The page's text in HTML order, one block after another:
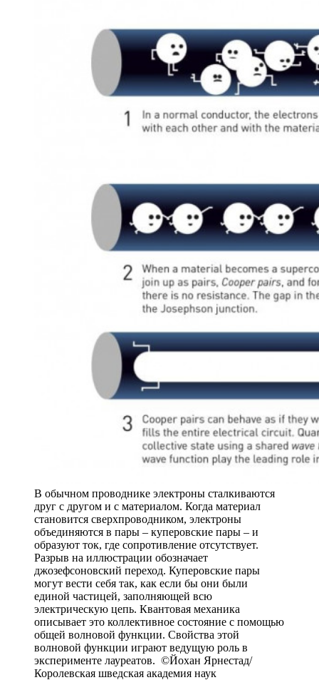
В обычном проводнике электроны сталкиваются
друг с другом и с материалом. Когда материал
становится сверхпроводником, электроны
объединяются в пары – куперовские пары – и
образуют ток, где сопротивление отсутствует.
Разрыв на иллюстрации обозначает
джозефсоновский переход. Куперовские пары
могут вести себя так, как если бы они были
единой частицей, заполняющей всю
электрическую цепь. Квантовая механика
описывает это коллективное состояние с помощью
общей волновой функции. Свойства этой
волновой функции играют ведущую роль в
эксперименте лауреатов. ©Йохан Ярнестад/
Королевская шведская академия наук